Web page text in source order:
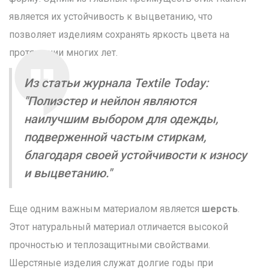
является их устойчивость к выцветанию, что
позволяет изделиям сохранять яркость цвета на
протяжении многих лет.
Из статьи журнала Textile Today:
"Полиэстер и нейлон являются
наилучшим выбором для одежды,
подверженной частым стиркам,
благодаря своей устойчивости к износу
и выцветанию."
Еще одним важным материалом является шерсть.
Этот натуральный материал отличается высокой
прочностью и теплозащитными свойствами.
Шерстяные изделия служат долгие годы при